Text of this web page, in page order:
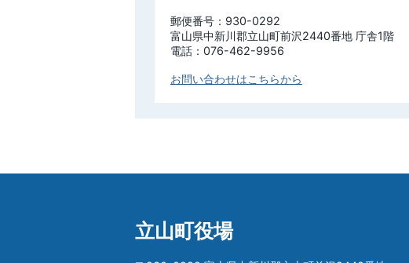
郵便番号：930-0292
富山県中新川郡立山町前沢2440番地 庁舎1階
電話：076-462-9956
お問い合わせはこちらから
立山町役場